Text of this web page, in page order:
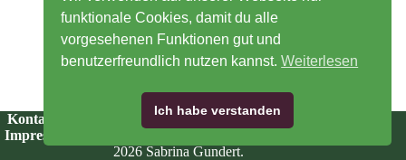
Kontakt Telegram·LinkedIn·
Impressum
2026 Sabrina Gundert.
funktionale Cookies, damit du alle
vorgesehenen Funktionen gut und
benutzerfreundlich nutzen kannst.Weiterlesen
Ich habe verstanden